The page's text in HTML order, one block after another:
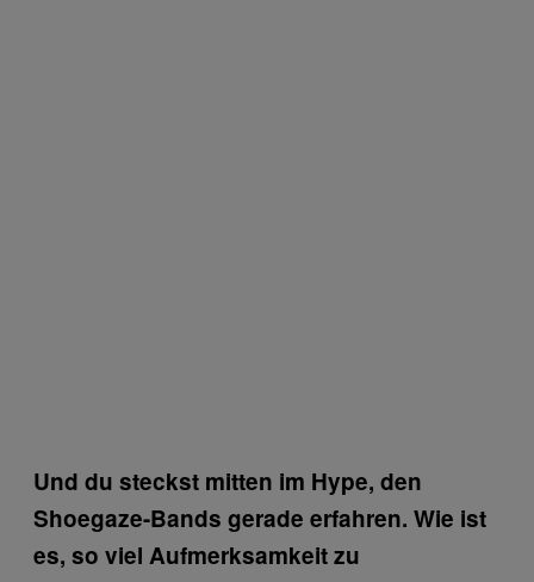
Und du steckst mitten im Hype, den
Shoegaze-Bands gerade erfahren. Wie ist
es, so viel Aufmerksamkeit zu